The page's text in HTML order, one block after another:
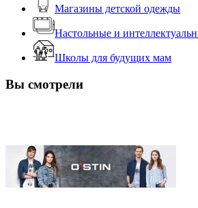
Магазины детской одежды
Настольные и
Школы для будущих мам
Вы смотрели